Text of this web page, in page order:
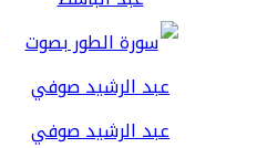
عبد الرشيد صوفي